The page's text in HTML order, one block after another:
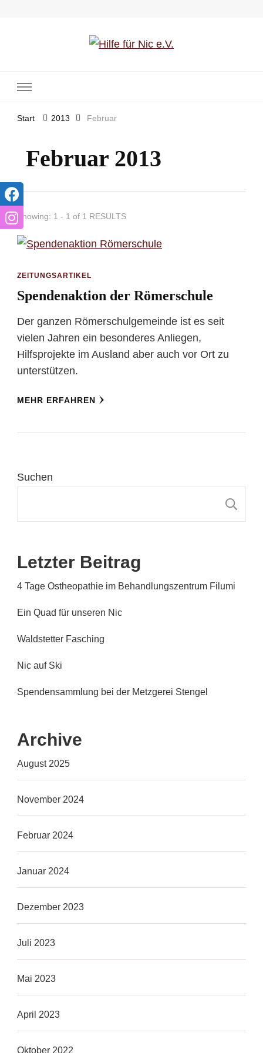
Start 2013 Februar
Februar 2013
Showing: 1 - 1 of 1 RESULTS
ZEITUNGSARTIKEL
Spendenaktion der Römerschule
Der ganzen Römerschulgemeinde ist es seit
vielen Jahren ein besonderes Anliegen,
Hilfsprojekte im Ausland aber auch vor Ort zu
unterstützen.
MEHR ERFAHREN
Suchen
Letzter Beitrag
4 Tage Ostheopathie im Behandlungszentrum Filumi
Ein Quad für unseren Nic
Waldstetter Fasching
Nic auf Ski
Spendensammlung bei der Metzgerei Stengel
Archive
August 2025
November 2024
Februar 2024
Januar 2024
Dezember 2023
Juli 2023
Mai 2023
April 2023
Oktober 2022